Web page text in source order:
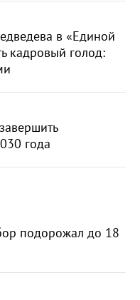
в «Единой
кадровый голод:
года
подорожал до 18